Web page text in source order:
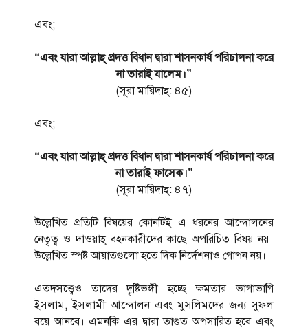
এবং;
“এবং যারা আল্লাহ্ প্রদত্ত বিধান দ্বারা শাসনকার্য পরিচালনা করে
না তারাই যালেম।”
(সূরা মায়িদাহ্: ৪৫)
এবং;
“এবং যারা আল্লাহ্ প্রদত্ত বিধান দ্বারা শাসনকার্য পরিচালনা করে
না তারাই ফাসেক।”
(সূরা মায়িদাহ্: ৪৭)
উল্লেখিত প্রতিটি বিষয়ের কোনটিই এ ধরনের আন্দোলনের
নেতৃত্ব ও দাওয়াহ্ বহনকারীদের কাছে অপরিচিত বিষয় নয়।
উল্লেখিত স্পষ্ট আয়াতগুলো হতে দিক নির্দেশনাও গোপন নয়।
এতদসত্ত্বেও তাদের দৃষ্টিভঙ্গী হচ্ছে ক্ষমতার ভাগাভাগি
ইসলাম, ইসলামী আন্দোলন এবং মুসলিমদের জন্য সুফল
বয়ে আনবে। এমনকি এর দ্বারা তাগুত অপসারিত হবে এবং